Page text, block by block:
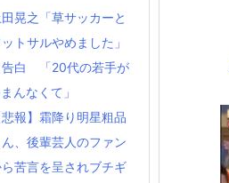
晃之「草サッカーと
トサルやめました」
告白 「20代の若手が
んなくて」
悲報】霜降り明星粗品
ん、後輩芸人のファン
苦言を呈されブチギ